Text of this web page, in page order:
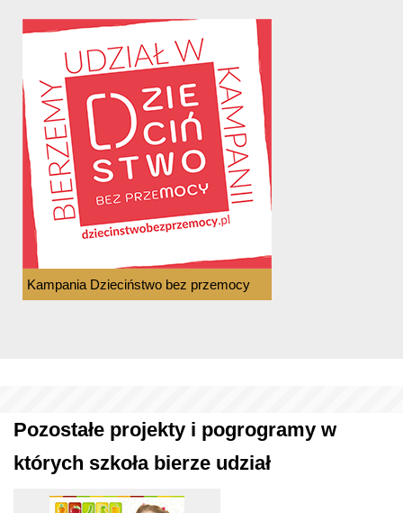
Kampania Dzieciństwo bez przemocy
Pozostałe projekty i pogrogramy w
których szkoła bierze udział